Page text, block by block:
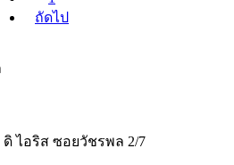
ถัดไป
ดิ ไอริส ซอยวัชรพล 2/7